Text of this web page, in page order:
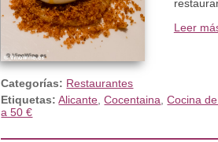
Leer
Categorías: Restaurantes
Etiquetas: Alicante ,Cocentaina ,Cocina
a 50 €